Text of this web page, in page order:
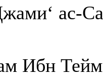
ас-
Ибн